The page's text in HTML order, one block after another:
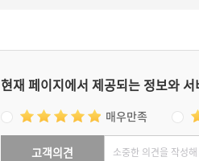
현재 페이지에서 제공되는 정보와
매우만족
고객의견